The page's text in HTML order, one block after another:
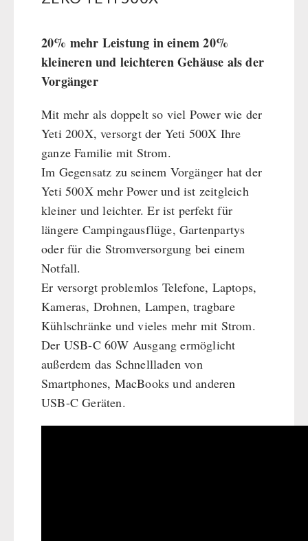
Gamma-Scout Geigerzähler
Armee-Material / Sicherheit
BEHÖRDEN / GRUPPENVERSORGUNG
Frühstück
Hauptmahlzeiten
Dessert
Ergänzungs-Pakete
Schutzraum-Ausrüstung
20% mehr Leistung in einem 20%
kleineren und leichteren Gehäuse als der
Vorgänger
Mit mehr als doppelt so viel Power wie der
Yeti 200X, versorgt der Yeti 500X Ihre
ganze Familie mit Strom.
Im Gegensatz zu seinem Vorgänger hat der
Yeti 500X mehr Power und ist zeitgleich
kleiner und leichter. Er ist perfekt für
längere Campingausflüge, Gartenpartys
oder für die Stromversorgung bei einem
Notfall.
Er versorgt problemlos Telefone, Laptops,
Kameras, Drohnen, Lampen, tragbare
Kühlschränke und vieles mehr mit Strom.
Der USB-C 60W Ausgang ermöglicht
außerdem das Schnellladen von
Smartphones, MacBooks und anderen
USB-C Geräten.